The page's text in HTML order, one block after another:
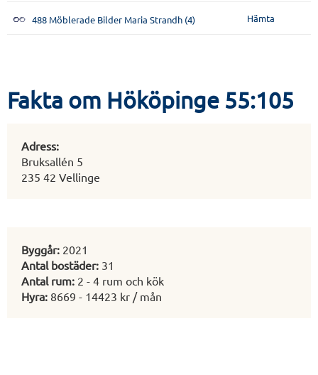
488 Möblerade Bilder Maria Strandh (4) Hämta
Fakta om Hököpinge 55:105
Adress:
Bruksallén 5
235 42 Vellinge
Byggår: 2021
Antal bostäder: 31
Antal rum: 2 - 4 rum och kök
Hyra: 8669 - 14423 kr / mån